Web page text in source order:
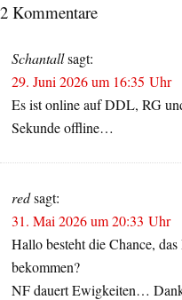
2 Kommentare
Schantallsagt:
29. Juni 2026 um 16:35 Uhr
Es ist online auf DDL, RG
Sekunde offline…
redsagt:
31. Mai 2026 um 20:33 Uhr
Hallo besteht die Chance,
bekommen?
NF dauert Ewigkeiten…